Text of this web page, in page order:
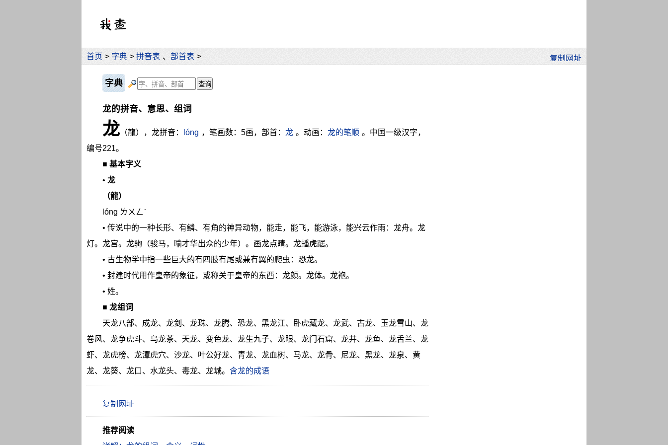
首页 > 字典 > 拼音表 、 部首表 >
字典
龙的拼音、意思、组词
龙 （龍），龙拼音： lóng ，笔画数：5画，部首： 龙 。动画： 龙的笔顺 。中国一级汉字，
编号221。
■ 基本字义
• 龙
（龍）
lóng ㄌㄨㄥˊ
• 传说中的一种长形、有鳞、有角的神异动物，能走，能飞，能游泳，能兴云作雨：龙舟。龙
灯。龙宫。龙驹（骏马，喻才华出众的少年）。画龙点睛。龙蟠虎踞。
• 古生物学中指一些巨大的有四肢有尾或兼有翼的爬虫：恐龙。
• 封建时代用作皇帝的象征，或称关于皇帝的东西：龙颜。龙体。龙袍。
• 姓。
■ 龙组词
天龙八部、成龙、龙剑、龙珠、龙腾、恐龙、黑龙江、卧虎藏龙、龙武、古龙、玉龙雪山、龙
卷风、龙争虎斗、乌龙茶、天龙、变色龙、龙生九子、龙眼、龙门石窟、龙井、龙鱼、龙舌兰、龙
虾、龙虎榜、龙潭虎穴、沙龙、叶公好龙、青龙、龙血树、马龙、龙骨、尼龙、黑龙、龙泉、黄
龙、龙葵、龙口、水龙头、毒龙、龙城。 含龙的成语
推荐阅读